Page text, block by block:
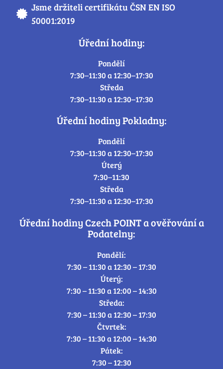
Jsme držiteli certifikátu ČSN EN ISO
50001:2019
Úřední hodiny:
Pondělí
7:30–11:30 a 12:30–17:30
Středa
7:30–11:30 a 12:30–17:30
Úřední hodiny Pokladny:
Pondělí
7:30–11:30 a 12:30–17:30
Úterý
7:30–11:30
Středa
7:30–11:30 a 12:30–17:30
Úřední hodiny Czech POINT a ověřování a
Podatelny:
Pondělí:
7:30 – 11:30 a 12:30 – 17:30
Úterý:
7:30 – 11:30 a 12:00 – 14:30
Středa:
7:30 – 11:30 a 12:30 – 17:30
Čtvrtek:
7:30 – 11:30 a 12:00 – 14:30
Pátek:
7:30 – 12:30